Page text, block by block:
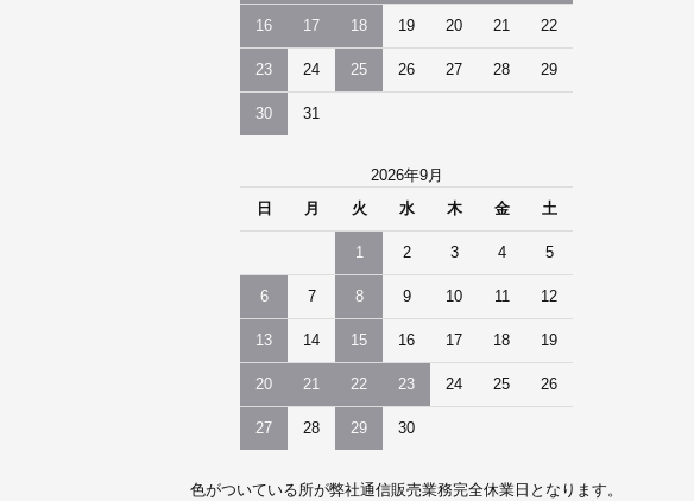
16 17 18 19 20 21 22
23 24 25 26 27 28 29
30 31
2026年9月
日
月 火 水 木 金 土
1 2 3 4 5
6 7 8 9 10 11 12
13 14 15 16 17 18 19
20 21 22 23 24 25 26
27 28 29 30
色がついている所が弊社通信販売業務完全休業日となります。